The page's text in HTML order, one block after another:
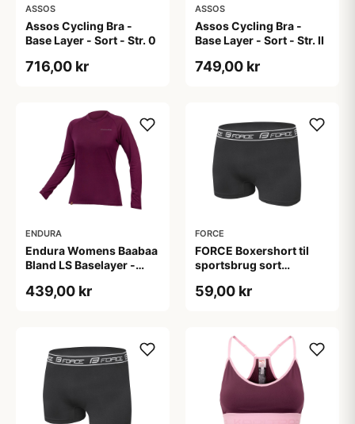
ASSOS
Assos Cycling Bra -
Base Layer - Sort - Str. 0
716,00 kr
ASSOS
Assos Cycling Bra -
Base Layer - Sort - Str. II
749,00 kr
ENDURA
Endura Womens Baabaa
Bland LS Baselayer -
XL
439,00 kr
FORCE
FORCE Boxershort til
sportsbrug sort
Large)
59,00 kr